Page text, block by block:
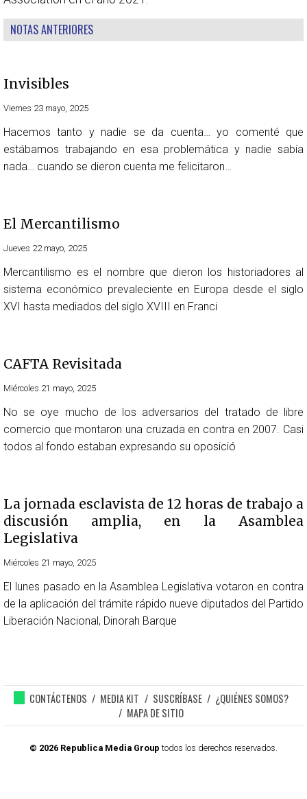
NOTAS ANTERIORES
Invisibles
Viernes 23 mayo, 2025
Hacemos tanto y nadie se da cuenta… yo comenté que
estábamos trabajando en esa problemática y nadie sabía
nada… cuando se dieron cuenta me felicitaron…
El Mercantilismo
Jueves 22 mayo, 2025
Mercantilismo es el nombre que dieron los historiadores al
sistema económico prevaleciente en Europa desde el siglo
XVI hasta mediados del siglo XVIII en Franci
CAFTA Revisitada
Miércoles 21 mayo, 2025
No se oye mucho de los adversarios del tratado de libre
comercio que montaron una cruzada en contra en 2007. Casi
todos al fondo estaban expresando su oposició
La jornada esclavista de 12 horas de trabajo a
discusión amplia, en la Asamblea
Legislativa
Miércoles 21 mayo, 2025
El lunes pasado en la Asamblea Legislativa votaron en contra
de la aplicación del trámite rápido nueve diputados del Partido
Liberación Nacional, Dinorah Barque
CONTÁCTENOS MEDIA KIT SUSCRÍBASE
¿QUIÉNES SOMOS?
MAPA DE SITIO
© 2026 Republica Media Group todos los derechos reservados.